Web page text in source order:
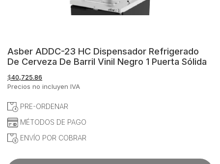
Asber ADDC-23 HC Dispensador Refrigerado
De Cerveza De Barril Vinil Negro 1 Puerta Sólida
$40,725.86
Precios no incluyen IVA
PRE-ORDENAR
MÉTODOS DE PAGO
ENVÍO POR COBRAR